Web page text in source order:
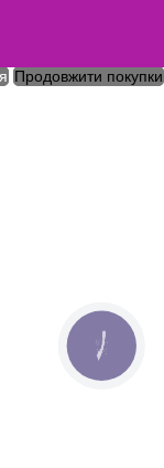
Продовжити покупки
КНОПКА
СВЯЗИ